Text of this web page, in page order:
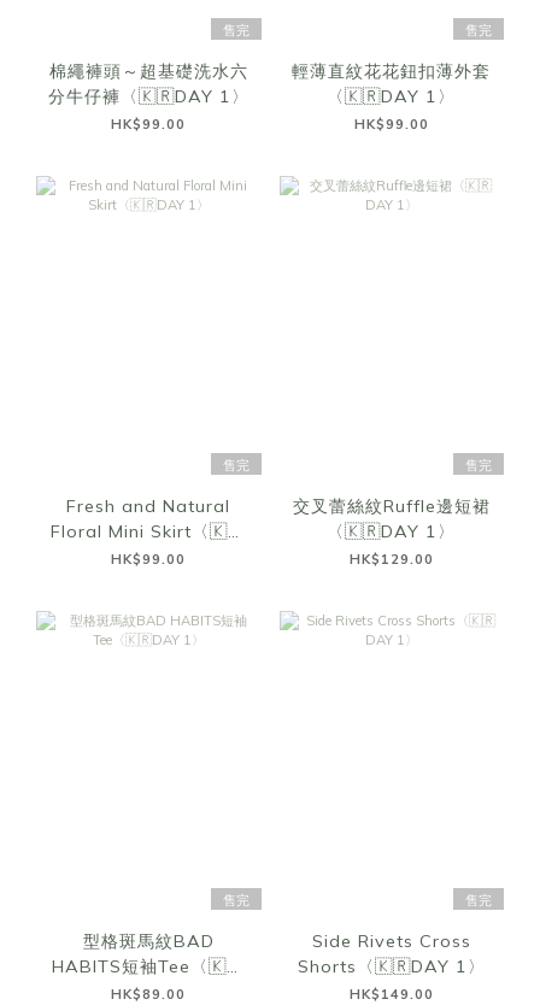
售完
棉繩褲頭～超基礎洗水六
分牛仔褲〈🇰🇷DAY 1〉
HK$99.00
售完
輕薄直紋花花鈕扣薄外套
〈🇰🇷DAY 1〉
HK$99.00
售完
Fresh and Natural
Floral Mini Skirt〈🇰🇷
DAY 1〉
HK$99.00
售完
交叉蕾絲紋Ruffle邊短裙
〈🇰🇷DAY 1〉
HK$129.00
售完
型格斑馬紋BAD
HABITS短袖Tee〈🇰🇷
DAY 1〉
HK$89.00
售完
Side Rivets Cross
Shorts〈🇰🇷DAY 1〉
HK$149.00